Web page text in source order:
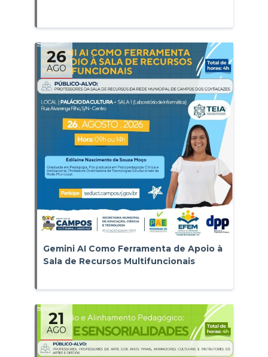
26
AGO
Gemini AI Como Ferramenta de Apoio à
Sala de Recursos Multifuncionais
21
AGO